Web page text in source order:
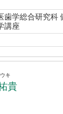
歯学総合研究科
講座
キ
貴